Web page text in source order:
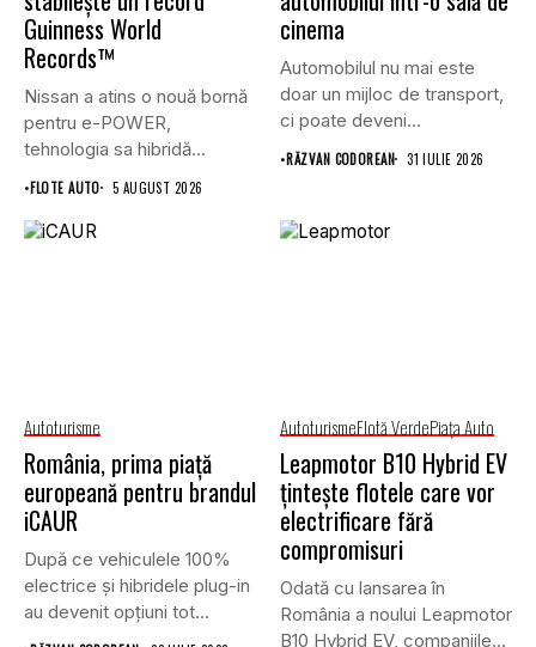
Guinness World
Records™
Nissan a atins o nouă bornă
pentru e-POWER,
tehnologia sa hibridă
unică,...
•FLOTE AUTO 5 AUGUST 2026
cinema
Automobilul nu mai este
doar un mijloc de transport,
ci poate deveni...
•RĂZVAN CODOREAN 31 IULIE 2026
Autoturisme
România, prima piață
europeană pentru brandul
iCAUR
După ce vehiculele 100%
electrice și hibridele plug-in
au devenit opțiuni tot...
AutoturismeFlotă VerdePiaţa Auto
Leapmotor B10 Hybrid EV
țintește flotele care vor
electrificare fără
compromisuri
Odată cu lansarea în
România a noului Leapmotor
B10 Hybrid EV, companiile...